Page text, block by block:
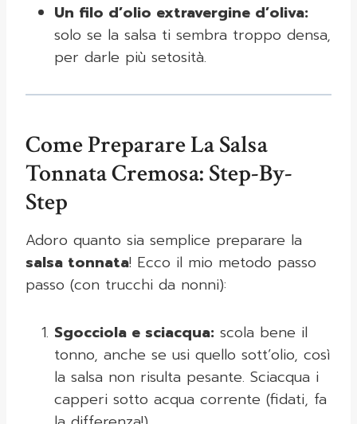
Un filo d’olio extravergine d’oliva:
solo se la salsa ti sembra troppo densa,
per darle più setosità.
Come Preparare La Salsa
Tonnata Cremosa: Step-By-
Step
Adoro quanto sia semplice preparare la
salsa tonnata! Ecco il mio metodo passo
passo (con trucchi da nonni):
Sgocciola e sciacqua: scola bene il
tonno, anche se usi quello sott’olio, così
la salsa non risulta pesante. Sciacqua i
capperi sotto acqua corrente (fidati, fa